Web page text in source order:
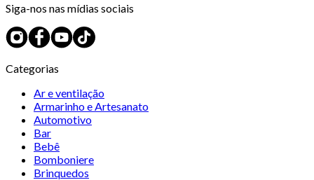
Siga-nos nas mídias sociais
Categorias
Ar e ventilação
Armarinho e Artesanato
Automotivo
Bar
Bebê
Bomboniere
Brinquedos